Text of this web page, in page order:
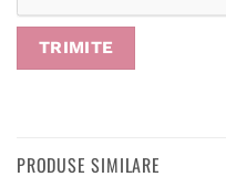
PRODUSE SIMILARE